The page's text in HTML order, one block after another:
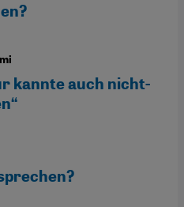
kannte auch nicht-